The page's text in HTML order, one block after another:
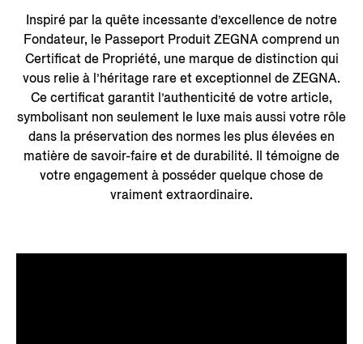
Inspiré par la quête incessante d’excellence de notre
Fondateur, le Passeport Produit ZEGNA comprend un
Certificat de Propriété, une marque de distinction qui
vous relie à l’héritage rare et exceptionnel de ZEGNA.
Ce certificat garantit l’authenticité de votre article,
symbolisant non seulement le luxe mais aussi votre rôle
dans la préservation des normes les plus élevées en
matière de savoir-faire et de durabilité. Il témoigne de
votre engagement à posséder quelque chose de
vraiment extraordinaire.